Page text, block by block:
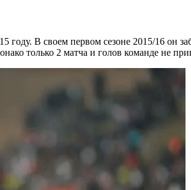
В своем первом сезоне 2015/16 он
только 2 матча и голов команде не